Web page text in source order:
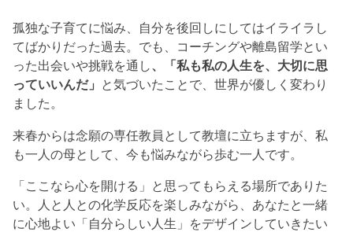
孤独な子育てに悩み、自分を後回しにしてはイライラし
てばかりだった過去。でも、コーチングや離島留学とい
った出会いや挑戦を通し、「私も私の人生を、大切に思
っていいんだ」 と気づいたことで、世界が優しく変わり
ました。
来春からは念願の専任教員として教壇に立ちますが、私
も一人の母として、今も悩みながら歩む一人です。
「ここなら心を開ける」と思ってもらえる場所でありた
い。人と人との化学反応を楽しみながら、あなたと一緒
に心地よい「自分らしい人生」をデザインしていきたい